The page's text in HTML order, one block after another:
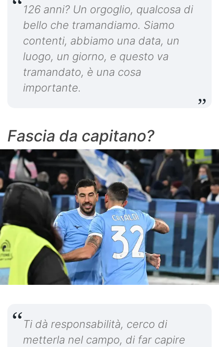
126 anni? Un orgoglio, qualcosa di
bello che tramandiamo. Siamo
contenti, abbiamo una data, un
luogo, un giorno, e questo va
tramandato, è una cosa
importante.
Fascia da capitano?
Ti dà responsabilità, cerco di
metterla nel campo, di far capire